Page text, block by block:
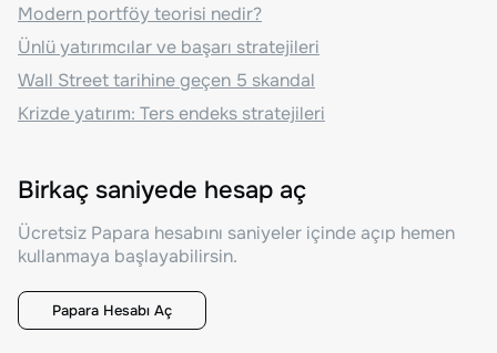
Modern portföy teorisi nedir?
Ünlü yatırımcılar ve başarı stratejileri
Wall Street tarihine geçen 5 skandal
Krizde yatırım: Ters endeks stratejileri
Birkaç saniyede hesap aç
Ücretsiz Papara hesabını saniyeler içinde açıp hemen
kullanmaya başlayabilirsin.
Papara Hesabı Aç